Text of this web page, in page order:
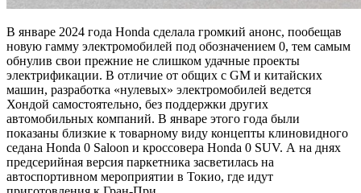
В январе 2024 года Honda сделала громкий анонс, пообещав
новую гамму электромобилей под обозначением 0, тем самым
обнулив свои прежние не слишком удачные проекты
электрификации. В отличие от общих с GM и китайских
машин, разработка «нулевых» электромобилей ведется
Хондой самостоятельно, без поддержки других
автомобильных компаний. В январе этого года были
показаны близкие к товарному виду концепты клиновидного
седана Honda 0 Saloon и кроссовера Honda 0 SUV. А на днях
предсерийная версия паркетника засветилась на
автоспортивном мероприятии в Токио, где идут